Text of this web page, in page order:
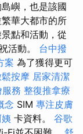
嶼，也是該國
華大都市的所
點和活動，從
活動。 台中撥
案 為了獲得更可
按摩 居家清潔
務 整復推拿療
念 SIM 專注皮膚
卡資料。 谷歌